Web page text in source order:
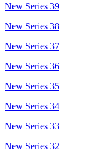
New Series 39
New Series 38
New Series 37
New Series 36
New Series 35
New Series 34
New Series 33
New Series 32